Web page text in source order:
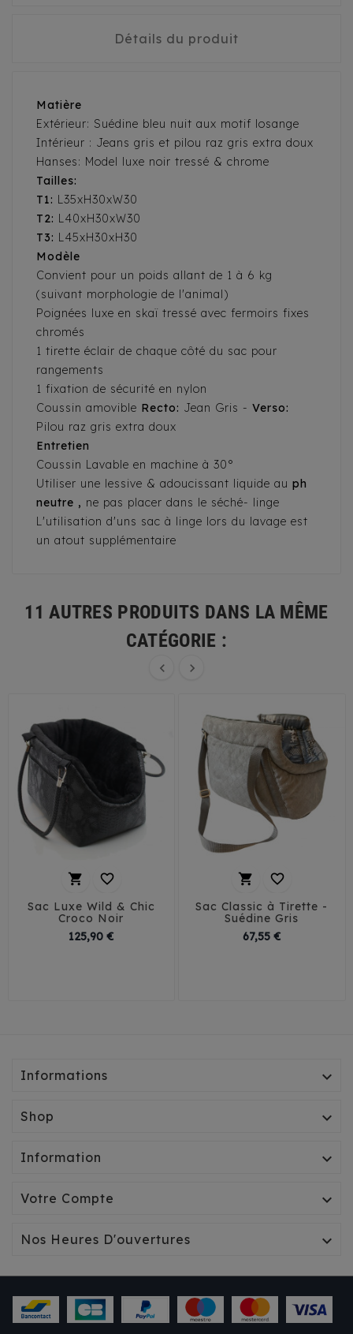
Détails du produit
Matière
Extérieur: Suédine bleu nuit aux motif losange
Intérieur : Jeans gris et pilou raz gris extra doux
Hanses: Model luxe noir tressé & chrome
Tailles:
T1: L35xH30xW30
T2: L40xH30xW30
T3: L45xH30xH30
Modèle
Convient pour un poids allant de 1 à 6 kg
(suivant morphologie de l'animal)
Poignées luxe en skaï tressé avec fermoirs fixes
chromés
1 tirette éclair de chaque côté du sac pour
rangements
1 fixation de sécurité en nylon
Coussin amovible Recto: Jean Gris - Verso:
Pilou raz gris extra doux
Entretien
Coussin Lavable en machine à 30°
Utiliser une lessive & adoucissant liquide au ph
neutre , ne pas placer dans le séché- linge
L'utilisation d'uns sac à linge lors du lavage est
un atout supplémentaire
11 AUTRES PRODUITS DANS LA MÊME
CATÉGORIE :
 
 
Sac Luxe Wild & Chic
Croco Noir
125,90 €Prix
 
Sac Classic à Tirette -
Suédine Gris
67,55 €Prix
Informations 
Shop 
Information 
Votre Compte 
Nos Heures D'ouvertures 